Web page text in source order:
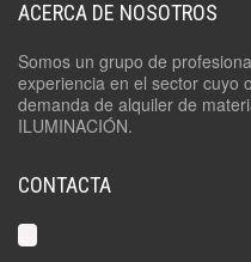
ACERCA DE NOSOTROS
Somos un grupo de
experiencia en el sector cuyo
demanda de alquiler de
ILUMINACIÓN.
CONTACTA